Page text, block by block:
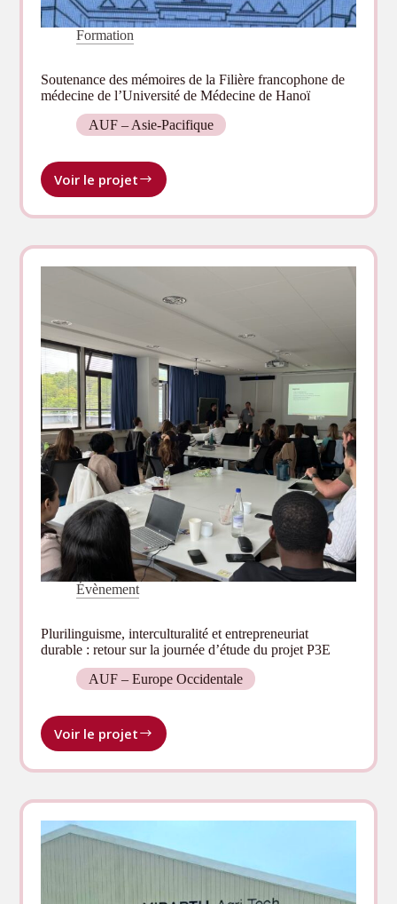
Formation
Soutenance des mémoires de la Filière francophone de
médecine de l’Université de Médecine de Hanoï
AUF – Asie-Pacifique
Voir le projetSoutenance
mémoires
Filière
francophone
de
l’Université
de
Médecine
de
Hanoï
Évènement
Plurilinguisme, interculturalité et entrepreneuriat
durable : retour sur la journée d’étude du projet P3E
AUF – Europe Occidentale
Voir le projetPlurilinguisme,
et
retour
sur